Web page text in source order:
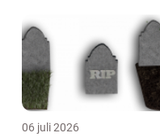
06 juli 2026